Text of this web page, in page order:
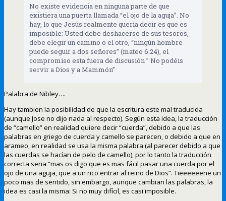
No existe evidencia en ninguna parte de que
existiera una puerta llamada “el ojo de la aguja”. No
hay, lo que Jesús realmente quería decir es que es
imposible: Usted debe deshacerse de sus tesoros,
debe elegir un camino o el otro, “ningún hombre
puede seguir a dos señores” (mateo 6:24), el
compromiso esta fuera de discusión ” No podéis
servir a Dios y a Mammón”
Palabra de Nibley….
Hay tambien la posibilidad de que la escritura este mal traducida
(aunque Jose no dijo nada al respecto). Según esta idea, la traducción
de “camello” en realidad quiere decir “cuerda”, debido a que las
palabras en griego de cuerda y camello se parecen, o debido a que en
arameo, en realidad se usa la misma palabra (al parecer debido a que
las cuerdas se hacían de pelo de camello), por lo tanto la traducción
correcta seria “mas os digo que es mas fácil pasar una cuerda por el
ojo de una aguja, que a un rico entrar al reino de Dios”. Tieeeeeene un
poco mas de sentido, sin embargo, aunque cambian las palabras, la
idea es casi la misma: Si no muy difícil, es casi imposible.